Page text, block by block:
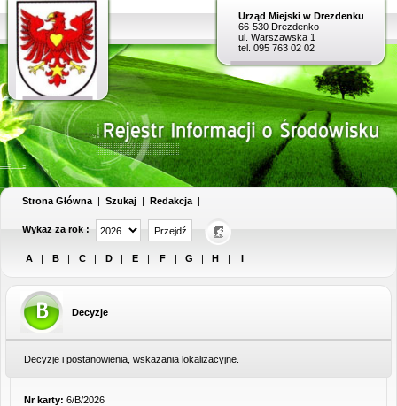
Urząd Miejski w Drezdenku
66-530 Drezdenko
ul. Warszawska 1
tel. 095 763 02 02
Strona Główna | Szukaj | Redakcja |
Wykaz za rok :
A | B | C | D | E | F | G | H | I
Decyzje
Decyzje i postanowienia, wskazania lokalizacyjne.
Nr karty: 6/B/2026